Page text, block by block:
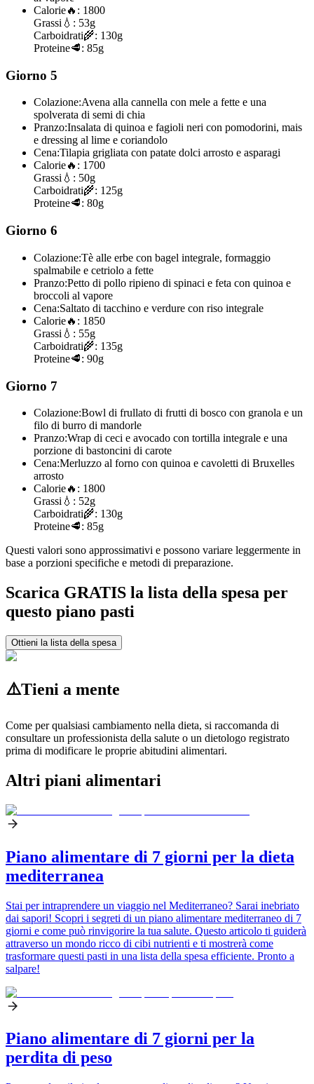
Calorie🔥: 1800
Grassi 💧: 53g
Carboidrati🌾: 130g
Proteine🥩: 85g
Giorno 5
Colazione:Avena alla cannella con mele a fette e una
spolverata di semi di chia
Pranzo:Insalata di quinoa e fagioli neri con pomodorini, mais
e dressing al lime e coriandolo
Cena:Tilapia grigliata con patate dolci arrosto e asparagi
Calorie🔥: 1700
Grassi 💧: 50g
Carboidrati🌾: 125g
Proteine🥩: 80g
Giorno 6
Colazione:Tè alle erbe con bagel integrale, formaggio
spalmabile e cetriolo a fette
Pranzo:Petto di pollo ripieno di spinaci e feta con quinoa e
broccoli al vapore
Cena:Saltato di tacchino e verdure con riso integrale
Calorie🔥: 1850
Grassi 💧: 55g
Carboidrati🌾: 135g
Proteine🥩: 90g
Giorno 7
Colazione:Bowl di frullato di frutti di bosco con granola e un
filo di burro di mandorle
Pranzo:Wrap di ceci e avocado con tortilla integrale e una
porzione di bastoncini di carote
Cena:Merluzzo al forno con quinoa e cavoletti di Bruxelles
arrosto
Calorie🔥: 1800
Grassi 💧: 52g
Carboidrati🌾: 130g
Proteine🥩: 85g
Questi valori sono approssimativi e possono variare leggermente in
base a porzioni specifiche e metodi di preparazione.
Scarica GRATIS la lista della spesa per
questo piano pasti
Ottieni la lista della spesa
⚠️Tieni a mente
Come per qualsiasi cambiamento nella dieta, si raccomanda di
consultare un professionista della salute o un dietologo registrato
prima di modificare le proprie abitudini alimentari.
Altri piani alimentari
Piano alimentare di 7 giorni per la dieta
mediterranea
Stai per intraprendere un viaggio nel Mediterraneo? Sarai inebriato
dai sapori! Scopri i segreti di un piano alimentare mediterraneo di 7
giorni e come può rinvigorire la tua salute. Questo articolo ti guiderà
attraverso un mondo ricco di cibi nutrienti e ti mostrerà come
trasformare questi pasti in una lista della spesa efficiente. Pronto a
salpare!
Piano alimentare di 7 giorni per la
perdita di peso